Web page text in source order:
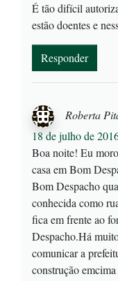
É tão difícil
estão doentes e
Responder
Roberta
18 de julho de
Boa noite! Eu
casa em Bom
Bom Despacho
conhecida como
fica em frente ao
Despacho.Há
comunicar a
construção